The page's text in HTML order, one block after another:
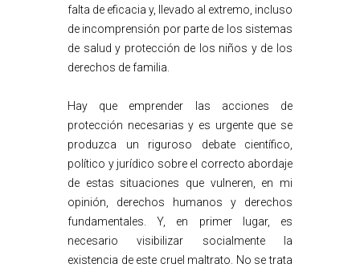
falta de eficacia y, llevado al extremo, incluso
de incomprensión por parte de los sistemas
de salud y protección de los niños y de los
derechos de familia.
Hay que emprender las acciones de
protección necesarias y es urgente que se
produzca un riguroso debate científico,
político y jurídico sobre el correcto abordaje
de estas situaciones que vulneren, en mi
opinión, derechos humanos y derechos
fundamentales. Y, en primer lugar, es
necesario visibilizar socialmente la
existencia de este cruel maltrato. No se trata